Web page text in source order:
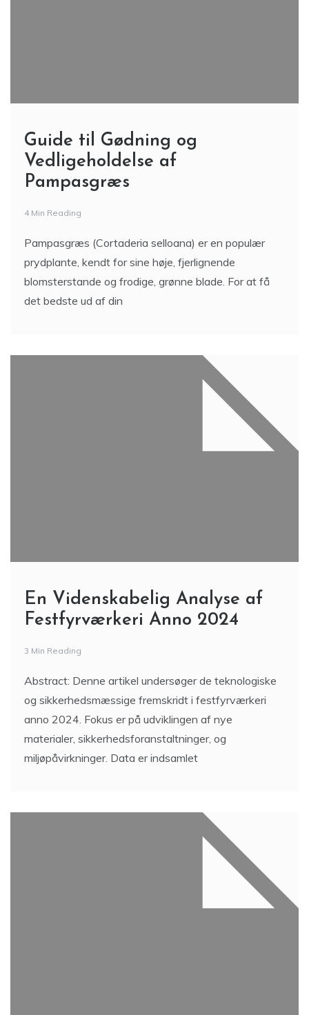
Guide til Gødning og
Vedligeholdelse af
Pampasgræs
4 Min Reading
Pampasgræs (Cortaderia selloana) er en populær
prydplante, kendt for sine høje, fjerlignende
blomsterstande og frodige, grønne blade. For at få
det bedste ud af din
En Videnskabelig Analyse af
Festfyrværkeri Anno 2024
3 Min Reading
Abstract: Denne artikel undersøger de teknologiske
og sikkerhedsmæssige fremskridt i festfyrværkeri
anno 2024. Fokus er på udviklingen af nye
materialer, sikkerhedsforanstaltninger, og
miljøpåvirkninger. Data er indsamlet